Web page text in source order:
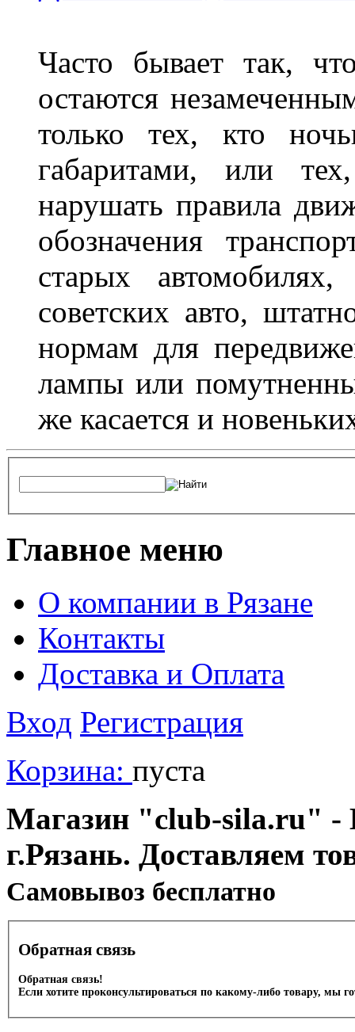
Часто бывает так,
остаются
только тех, кто
габаритами, или
нарушать правила
обозначения
старых
советских авто,
нормам для
лампы или
же касается и
Главное меню
О компании в Рязане
Контакты
Доставка и Оплата
Вход Регистрация
Корзина: пуста
Магазин "club-sila.ru" -
г.Рязань. Доставляем
Cамовывоз бесплатно
Обратная связь
Обратная связь!
Если хотите проконсультироваться по какому-либо товару, мы